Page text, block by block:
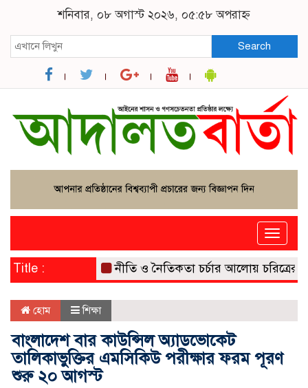
শনিবার, ০৮ অগাস্ট ২০২৬, ০৫:৫৮ অপরাহ্ন
Search
Toggle
Title : নীতি ও নৈতিকতা চর্চার আলোয় চরিত্রের
হোম শিক্ষা
বাংলাদেশ বার কাউন্সিল অ্যাডভোকেট
তালিকাভুক্তির এমসিকিউ পরীক্ষার ফরম পূরণ
শুরু ২০ আগস্ট